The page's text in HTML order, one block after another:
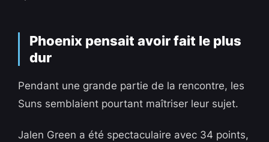
Phoenix pensait avoir fait le plus
dur
Pendant une grande partie de la rencontre, les
Suns semblaient pourtant maîtriser leur sujet.
Jalen Green a été spectaculaire avec 34 points,